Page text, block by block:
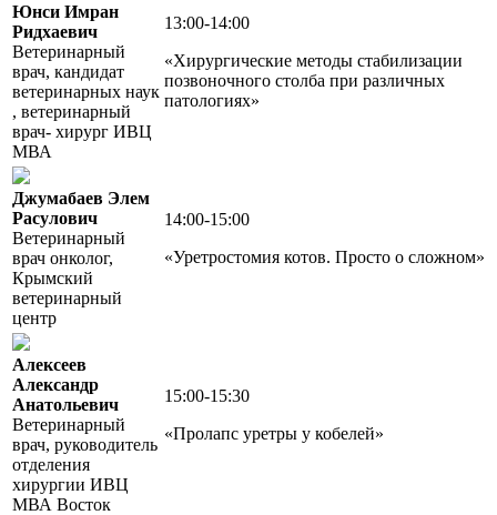
Юнси Имран
Ридхаевич
Ветеринарный
врач, кандидат
ветеринарных наук
, ветеринарный
врач- хирург ИВЦ
МВА
13:00-14:00
«Хирургические методы стабилизации
позвоночного столба при различных
патологиях»
Джумабаев Элем
Расулович
Ветеринарный
врач онколог,
Крымский
ветеринарный
центр
14:00-15:00
«Уретростомия котов. Просто о сложном»
Алексеев
Александр
Анатольевич
Ветеринарный
врач, руководитель
отделения
хирургии ИВЦ
МВА Восток
15:00-15:30
«Пролапс уретры у кобелей»